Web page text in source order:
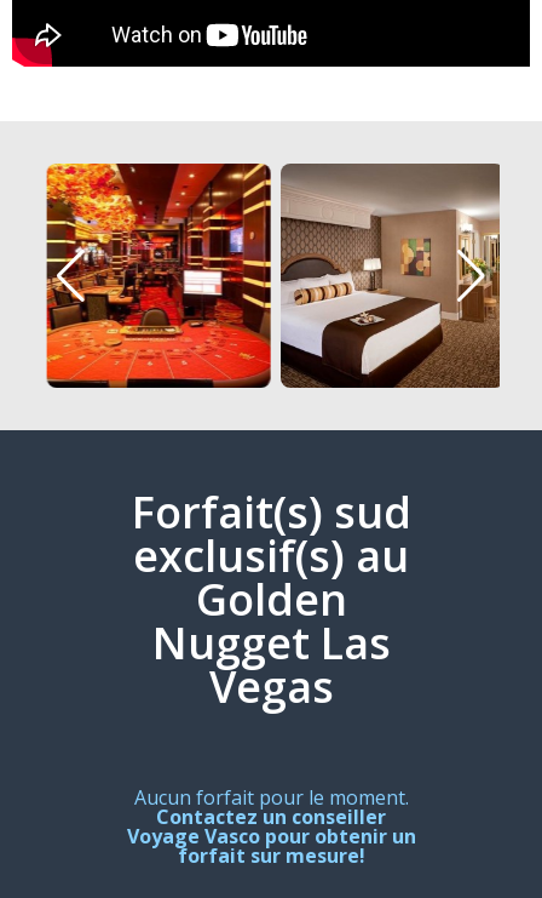
Forfait(s) sud
exclusif(s) au
Golden
Nugget Las
Vegas
Aucun forfait pour le moment.
Contactez un conseiller
Voyage Vasco pour obtenir un
forfait sur mesure!